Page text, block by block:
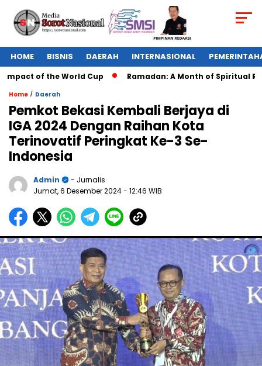
HOME BISNIS DAERAH INTERNASIONAL
of the World Cup Ramadan: A Month of Spiritual
Home / Daerah
Pemkot Bekasi Kembali Berjaya di
IGA 2024 Dengan Raihan Kota
Terinovatif Peringkat Ke-3 Se-
Indonesia
Admin
- Jurnalis
Jumat, 6 Desember 2024- 12:46 WIB